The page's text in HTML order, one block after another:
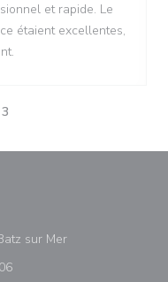
et rapide. Le
étaient excellentes,
3
sur Mer((新しいウィンド